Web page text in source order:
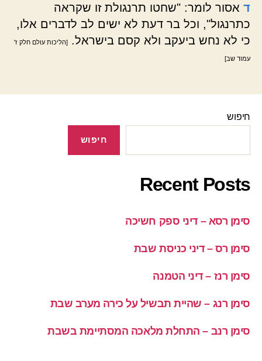
ד אסור לומר: "שחטו תרנגולת זו שקראה
כתרנגול", וכל בר דעת לא ישים לב לדברים אלו,
כי לא נחש ביעקב ולא קסם בישראל. [הליכות עולם חלק ז'
עמוד שב]
חיפוש
חיפוש
Recent Posts
סימן רסא – דיני ספק חשיכה
סימן רס – דיני כניסת שבת
סימן רנז – דיני הטמנה
סימן רנג – שהיית תבשיל על כירה מערב שבת
סימן רנב – התחלת מלאכה המסתיימת בשבת